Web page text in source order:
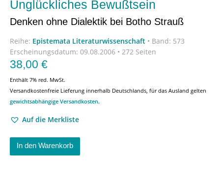
Unglückliches Bewußtsein
Denken ohne Dialektik bei Botho Strauß
Reihe: Epistemata Literaturwissenschaft • Band: 573
Erscheinungsdatum: 09.08.2006 • 272 Seiten
38,00 €
Enthält 7% red. MwSt.
Versandkostenfreie Lieferung innerhalb Deutschlands, für das Ausland gelten
gewichtsabhängige Versandkosten.
Auf die Merkliste
In den Warenkorb